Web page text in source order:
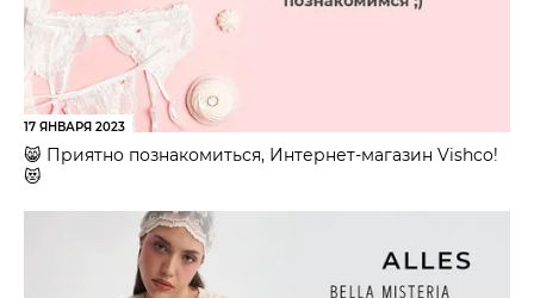
17 ЯНВАРЯ 2023
😸 Приятно познакомиться, Интернет-магазин Vishco!
😻